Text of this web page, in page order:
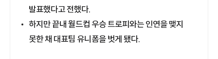
발표했다고 전했다.
하지만 끝내 월드컵 우승 트로피와는 인연을 맺지
못한 채 대표팀 유니폼을 벗게 됐다.